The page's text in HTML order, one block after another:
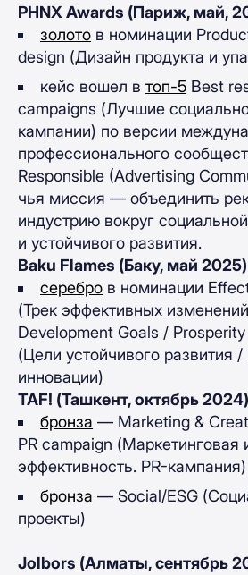
PHNX Awards (Париж, май,
золото в номинации
design (Дизайн продукта и
кейс вошел втоп-5 Best
campaigns (Лучшие
кампании) по версии
профессионального
Responsible (Advertising
чья миссия — объединить
индустрию вокруг
и устойчивого развития.
Baku Flames (Баку, май 2025)
серебро в номинации
(Трек эффективных
Development Goals /
(Цели устойчивого развития
инновации)
TAF! (Ташкент, октябрь 2024)
бронза — Marketing &
PR campaign (Маркетинговая
эффективность. PR-кампания)
бронза — Social/ESG
проекты)
Jolbors (Алматы, сентябрь